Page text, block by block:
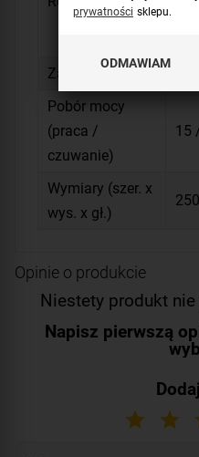
Zasilanie
Pobór mocy
(praca /
czuwanie)
15
Wymiary (szer. x
wys. x gł.)
Opinie o produkcie
Niestety produkt
Napisz pierwszą
prywatności sklepu.
ODMAWIAM